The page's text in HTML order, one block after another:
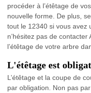
procéder à l’étêtage de
nouvelle forme. De plus,
tout le 12340 si vous avez
n’hésitez pas de
l’étêtage de votre arbre
L'étêtage est
L’étêtage et la coupe de
par obligation. Non pas